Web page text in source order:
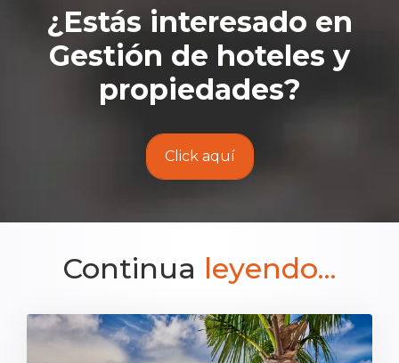
¿Estás interesado en
Gestión de hoteles y
propiedades?
Click aquí
Continua leyendo...